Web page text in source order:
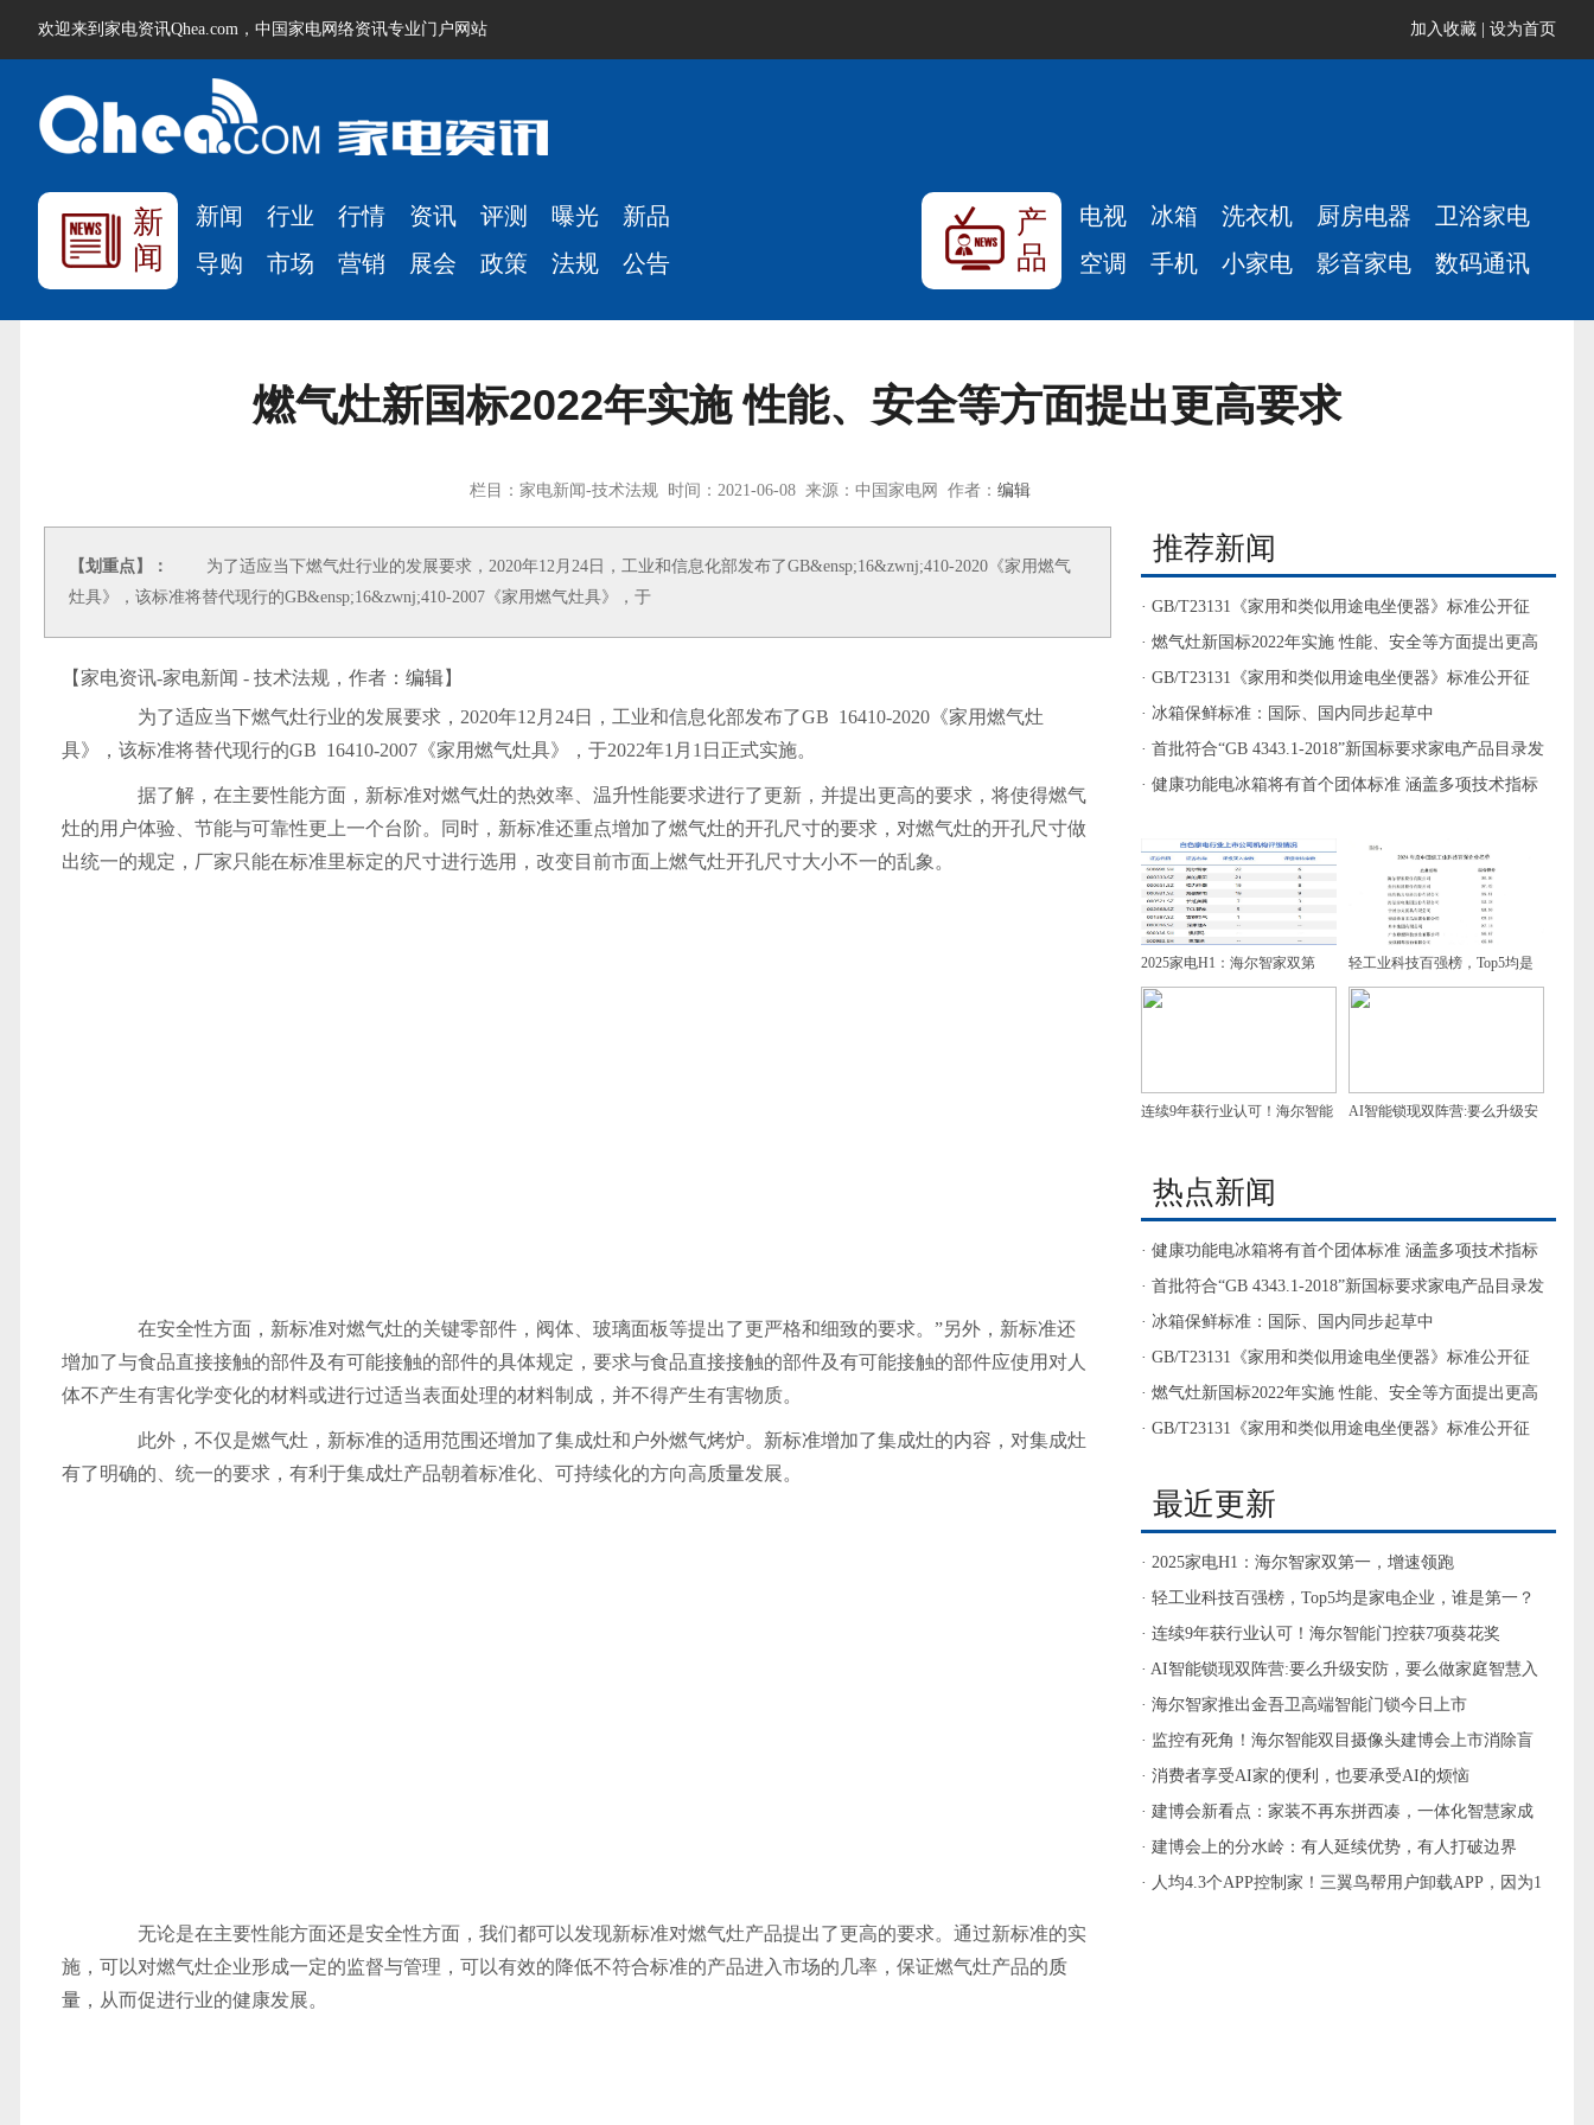
欢迎来到家电资讯Qhea.com，中国家电网络资讯专业门户网站 加入收藏 设为首页
新
闻
新闻 行业 行情 资讯 评测 曝光
新品
导购
市场 营销 展会 政策 法规 公告
产
品
电视 冰箱 洗衣机 厨房电器
卫浴家电
空调
手机 小家电 影音家电 数码通讯
燃气灶新国标2022年实施 性能、安全等方面提出更高要求
栏目：家电新闻-技术法规 时间：2021-06-08 来源：中国家电网 作者： 编辑
【划重点】：
为了适应当下燃气灶行业的发展要求，2020年12月24日，工业和信息化部发布了GB&ensp;16&zwnj;410-2020《家用燃气
灶具》，该标准将替代现行的GB&ensp;16&zwnj;410-2007《家用燃气灶具》，于
【家电资讯-家电新闻 - 技术法规，作者： 编辑】
为了适应当下燃气灶行业的发展要求，2020年12月24日，工业和信息化部发布了GB 16‌410-2020《家用燃气灶
具》，该标准将替代现行的GB 16‌410-2007《家用燃气灶具》，于2022年1月1日正式实施。
据了解，在主要性能方面，新标准对燃气灶的热效率、温升性能要求进行了更新，并提出更高的要求，将使得燃气
灶的用户体验、节能与可靠性更上一个台阶。同时，新标准还重点增加了燃气灶的开孔尺寸的要求，对燃气灶的开孔尺寸做
出统一的规定，厂家只能在标准里标定的尺寸进行选用，改变目前市面上燃气灶开孔尺寸大小不一的乱象。
在安全性方面，新标准对燃气灶的关键零部件，阀体、玻璃面板等提出了更严格和细致的要求。”另外，新标准还
增加了与食品直接接触的部件及有可能接触的部件的具体规定，要求与食品直接接触的部件及有可能接触的部件应使用对人
体不产生有害化学变化的材料或进行过适当表面处理的材料制成，并不得产生有害物质。
此外，不仅是燃气灶，新标准的适用范围还增加了集成灶和户外燃气烤炉。新标准增加了集成灶的内容，对集成灶
有了明确的、统一的要求，有利于集成灶产品朝着标准化、可持续化的方向高质量发展。
无论是在主要性能方面还是安全性方面，我们都可以发现新标准对燃气灶产品提出了更高的要求。通过新标准的实
施，可以对燃气灶企业形成一定的监督与管理，可以有效的降低不符合标准的产品进入市场的几率，保证燃气灶产品的质
量 ，从而促进行业的健康发展。
推荐新闻
· GB/T23131《家用和类似用途电坐便器》标准公开征
求意见
· 燃气灶新国标2022年实施 性能、安全等方面提出更高
要求
· GB/T23131《家用和类似用途电坐便器》标准公开征
求意见
· 冰箱保鲜标准：国际、国内同步起草中
· 首批符合“GB 4343.1-2018”新国标要求家电产品目录发
布
· 健康功能电冰箱将有首个团体标准 涵盖多项技术指标
2025家电H1：海尔智家双第
一，增速领跑
轻工业科技百强榜，Top5均是
家电企业，谁是第一？
连续9年获行业认可！海尔智能 AI智能锁现双阵营:要么升级安
热点新闻
· 健康功能电冰箱将有首个团体标准 涵盖多项技术指标
和试验方法
· 首批符合“GB 4343.1-2018”新国标要求家电产品目录发
布
· 冰箱保鲜标准：国际、国内同步起草中
· GB/T23131《家用和类似用途电坐便器》标准公开征
求意见
· 燃气灶新国标2022年实施 性能、安全等方面提出更高
要求
· GB/T23131《家用和类似用途电坐便器》标准公开征
最近更新
· 2025家电H1：海尔智家双第一，增速领跑
· 轻工业科技百强榜，Top5均是家电企业，谁是第一？
· 连续9年获行业认可！海尔智能门控获7项葵花奖
· AI智能锁现双阵营:要么升级安防，要么做家庭智慧入
口
· 海尔智家推出金吾卫高端智能门锁今日上市
· 监控有死角！海尔智能双目摄像头建博会上市消除盲
区
· 消费者享受AI家的便利，也要承受AI的烦恼
· 建博会新看点：家装不再东拼西凑，一体化智慧家成
主流
· 建博会上的分水岭：有人延续优势，有人打破边界
· 人均4.3个APP控制家！三翼鸟帮用户卸载APP，因为1